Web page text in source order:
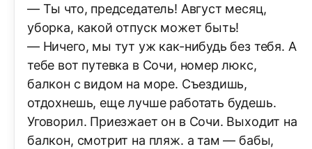
— Ты что, председатель! Август месяц,
уборка, какой отпуск может быть!
— Ничего, мы тут уж как-нибудь без тебя. А
тебе вот путевка в Сочи, номер люкс,
балкон с видом на море. Съездишь,
отдохнешь, еще лучше работать будешь.
Уговорил. Приезжает он в Сочи. Выходит на
балкон, смотрит на пляж. а там — бабы,